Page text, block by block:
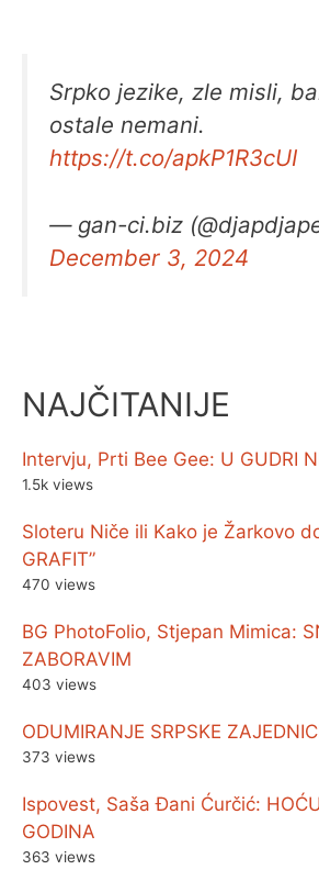
Srpko jezike, zle misli,
ostale nemani.
https://t.co/apkP1R3cUI
— gan-ci.biz
December 3, 2024
NAJČITANIJE
Intervju, Prti Bee Gee: U GUDRI
1.5k views
Sloteru Niče ili Kako je Žarkovo
GRAFIT”
470 views
BG PhotoFolio, Stjepan Mimica:
ZABORAVIM
403 views
ODUMIRANJE SRPSKE
373 views
Ispovest, Saša Đani Ćurčić:
GODINA
363 views